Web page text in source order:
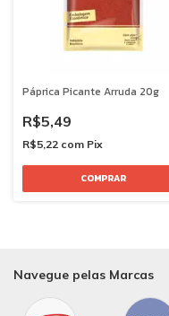
Páprica Picante Arruda 20g
R$5,49
R$5,22 com Pix
Navegue pelas Marcas